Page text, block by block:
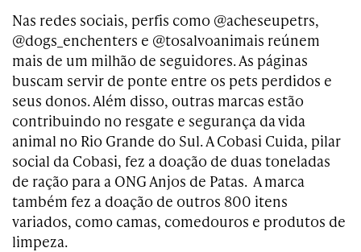
Nas redes sociais, perfis como @acheseupetrs,
@dogs_enchenters e @tosalvoanimais reúnem
mais de um milhão de seguidores. As páginas
buscam servir de ponte entre os pets perdidos e
seus donos. Além disso, outras marcas estão
contribuindo no resgate e segurança da vida
animal no Rio Grande do Sul. A Cobasi Cuida, pilar
social da Cobasi, fez a doação de duas toneladas
de ração para a ONG Anjos de Patas. A marca
também fez a doação de outros 800 itens
variados, como camas, comedouros e produtos de
limpeza.